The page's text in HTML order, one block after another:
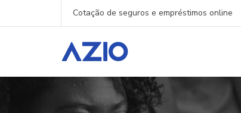
Cotação de seguros e empréstimos online